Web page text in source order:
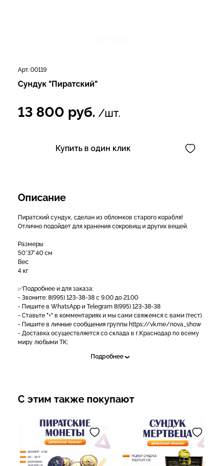
Арт. 00119
Сундук "Пиратский"
13 800 руб. /шт.
Купить в один клик
Описание
Пиратский сундук, сделан из обломков старого корабля!
Отлично подойдет для хранения сокровищ и других вещей.
Размеры
50*37*40 см
Вес
4 кг
✅Подробнее и для заказа:
- Звоните: 8(995) 123-38-38 с 9.00 до 21.00
- Пишите в WhatsApp и Telegram 8(995) 123-38-38
- Ставьте "+" в комментариях и мы сами свяжемся с вами (тест)
- Пишите в личные сообщения группы https://vk.me/nova_show
- Доставка осуществляется со склада в г.Краснодар по всему
миру любыми ТК;
- Возможна рассрочка и кредит [https://vk.me/nova_show|
Заказывайте у лидеров рынка, работаем с 2011 года, имеем
Подробнее
С этим также покупают